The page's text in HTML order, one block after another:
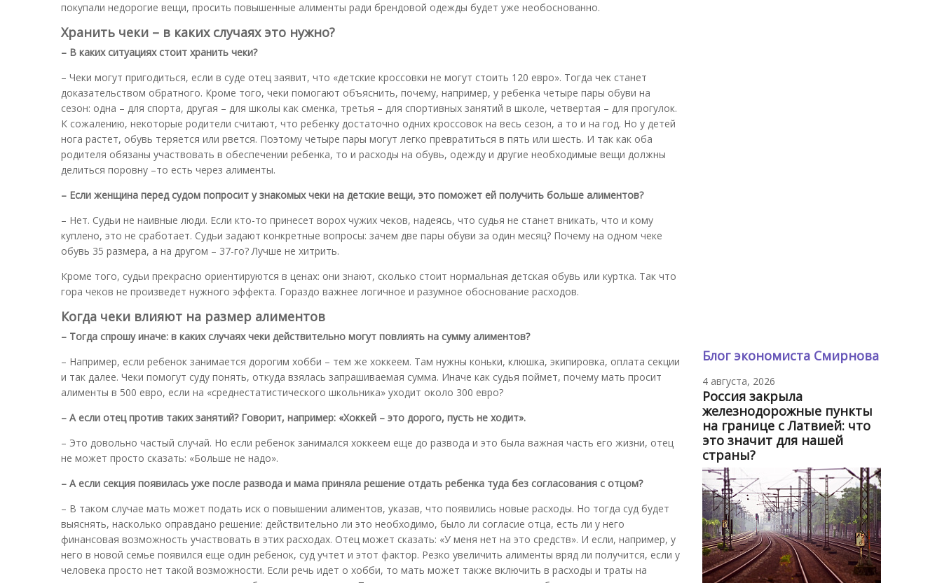
покупали недорогие вещи, просить повышенные алименты ради брендовой одежды будет уже необоснованно.
Хранить чеки – в каких случаях это нужно?
– В каких ситуациях стоит хранить чеки?
– Чеки могут пригодиться, если в суде отец заявит, что «детские кроссовки не могут стоить 120 евро». Тогда чек станет
доказательством обратного. Кроме того, чеки помогают объяснить, почему, например, у ребенка четыре пары обуви на
сезон: одна – для спорта, другая – для школы как сменка, третья – для спортивных занятий в школе, четвертая – для прогулок.
К сожалению, некоторые родители считают, что ребенку достаточно одних кроссовок на весь сезон, а то и на год. Но у детей
нога растет, обувь теряется или рвется. Поэтому четыре пары могут легко превратиться в пять или шесть. И так как оба
родителя обязаны участвовать в обеспечении ребенка, то и расходы на обувь, одежду и другие необходимые вещи должны
делиться поровну –то есть через алименты.
– Если женщина перед судом попросит у знакомых чеки на детские вещи, это поможет ей получить больше алиментов?
– Нет. Судьи не наивные люди. Если кто-то принесет ворох чужих чеков, надеясь, что судья не станет вникать, что и кому
куплено, это не сработает. Судьи задают конкретные вопросы: зачем две пары обуви за один месяц? Почему на одном чеке
обувь 35 размера, а на другом – 37-го? Лучше не хитрить.
Кроме того, судьи прекрасно ориентируются в ценах: они знают, сколько стоит нормальная детская обувь или куртка. Так что
гора чеков не произведет нужного эффекта. Гораздо важнее логичное и разумное обоснование расходов.
Когда чеки влияют на размер алиментов
– Тогда спрошу иначе: в каких случаях чеки действительно могут повлиять на сумму алиментов?
– Например, если ребенок занимается дорогим хобби – тем же хоккеем. Там нужны коньки, клюшка, экипировка, оплата секции
и так далее. Чеки помогут суду понять, откуда взялась запрашиваемая сумма. Иначе как судья поймет, почему мать просит
алименты в 500 евро, если на «среднестатистического школьника» уходит около 300 евро?
– А если отец против таких занятий? Говорит, например: «Хоккей – это дорого, пусть не ходит».
– Это довольно частый случай. Но если ребенок занимался хоккеем еще до развода и это была важная часть его жизни, отец
не может просто сказать: «Больше не надо».
– А если секция появилась уже после развода и мама приняла решение отдать ребенка туда без согласования с отцом?
– В таком случае мать может подать иск о повышении алиментов, указав, что появились новые расходы. Но тогда суд будет
выяснять, насколько оправдано решение: действительно ли это необходимо, было ли согласие отца, есть ли у него
финансовая возможность участвовать в этих расходах. Отец может сказать: «У меня нет на это средств». И если, например, у
него в новой семье появился еще один ребенок, суд учтет и этот фактор. Резко увеличить алименты вряд ли получится, если у
человека просто нет такой возможности. Если речь идет о хобби, то мать может также включить в расходы и траты на
Блог экономиста Смирнова
4 августа, 2026
Россия закрыла
железнодорожные пункты
на границе с Латвией: что
это значит для нашей
страны?